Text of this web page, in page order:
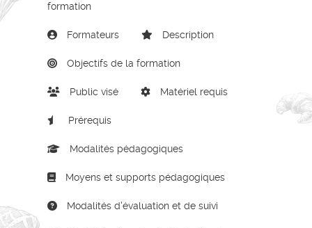
formation
Formateurs Description
Objectifs de la formation
Public visé Matériel requis
Prérequis
Modalités pédagogiques
Moyens et supports pédagogiques
Modalités d'évaluation et de suivi